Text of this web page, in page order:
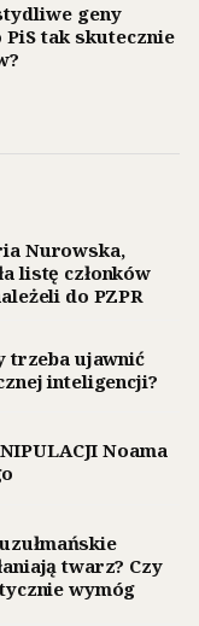
geny
tak skutecznie
Nurowska,
listę członków
do PZPR
trzeba ujawnić
inteligencji?
Noama
twarz? Czy
wymóg